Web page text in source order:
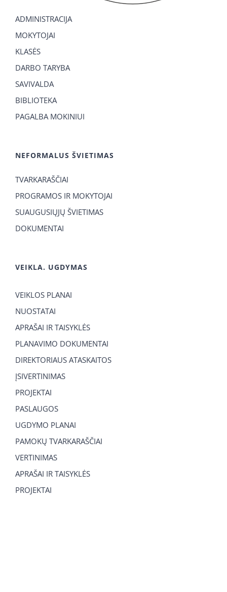
ADMINISTRACIJA
MOKYTOJAI
KLASĖS
DARBO TARYBA
SAVIVALDA
BIBLIOTEKA
PAGALBA MOKINIUI
NEFORMALUS ŠVIETIMAS
TVARKARAŠČIAI
PROGRAMOS IR MOKYTOJAI
SUAUGUSIŲJŲ ŠVIETIMAS
DOKUMENTAI
VEIKLA. UGDYMAS
VEIKLOS PLANAI
NUOSTATAI
APRAŠAI IR TAISYKLĖS
PLANAVIMO DOKUMENTAI
DIREKTORIAUS ATASKAITOS
ĮSIVERTINIMAS
PROJEKTAI
PASLAUGOS
UGDYMO PLANAI
PAMOKŲ TVARKARAŠČIAI
VERTINIMAS
APRAŠAI IR TAISYKLĖS
PROJEKTAI